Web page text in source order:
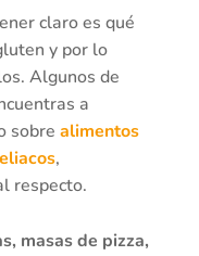
claro es qué
y por lo
Algunos de
a
sobre alimentos
,
respecto.
masas de pizza,